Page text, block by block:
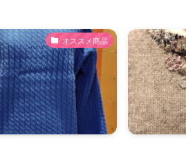
オススメ商品